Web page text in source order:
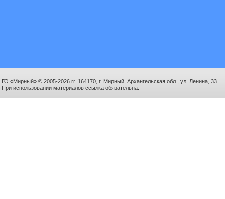
ГО «Мирный» © 2005-2026 гг. 164170, г. Мирный, Архангельская обл., ул. Ленина, 33.
При использовании материалов ссылка обязательна.